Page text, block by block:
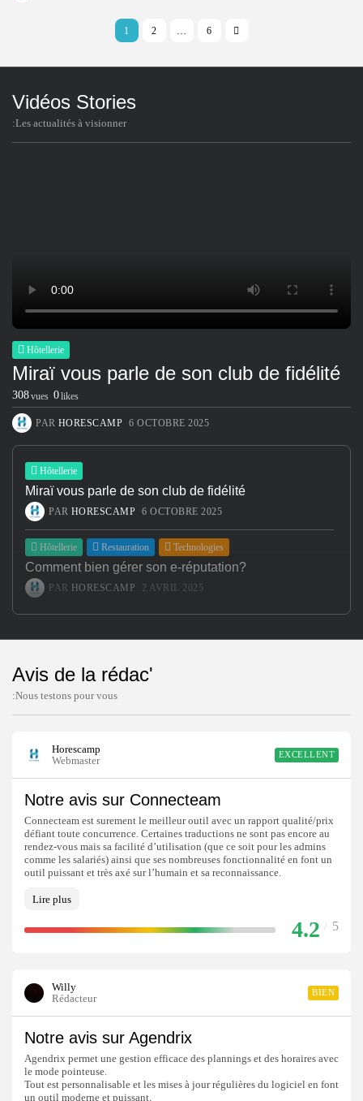
1 2 … 6
Vidéos Stories
:Les actualités à visionner
Hôtellerie
Miraï vous parle de son club de fidélité
308vues 0likes
PAR HORESCAMP 6 OCTOBRE 2025
Hôtellerie
Miraï vous parle de son club de fidélité
PAR HORESCAMP 6 OCTOBRE 2025
Hôtellerie Restauration Technologies
Comment bien gérer son e-réputation?
PAR HORESCAMP 2 AVRIL 2025
Avis de la rédac'
:Nous testons pour vous
Horescamp
Webmaster
EXCELLENT
Notre avis sur Connecteam
Connecteam est surement le meilleur outil avec un rapport qualité/prix
défiant toute concurrence. Certaines traductions ne sont pas encore au
rendez-vous mais sa facilité d’utilisation (que ce soit pour les admins
comme les salariés) ainsi que ses nombreuses fonctionnalité en font un
outil puissant et très axé sur l’humain et sa reconnaissance.
Lire plus
4.2 / 5
Willy
Rédacteur
BIEN
Notre avis sur Agendrix
Agendrix permet une gestion efficace des plannings et des horaires avec
le mode pointeuse.
Tout est personnalisable et les mises à jour régulières du logiciel en font
un outil moderne et puissant.